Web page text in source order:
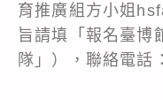
育推廣組方小姐
旨請填「報名臺博
隊」），聯絡電話